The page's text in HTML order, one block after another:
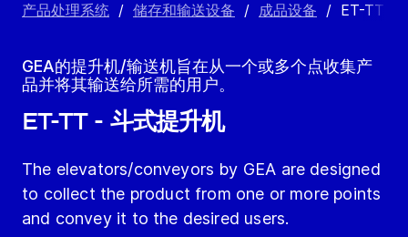
产品处理系统 / 储存和输送设备 / 成品设备 / ET-TT -
GEA的提升机/输送机旨在从一个或多个点收集产
品并将其输送给所需的用户。
ET-TT - 斗式提升机
The elevators/conveyors by GEA are designed
to collect the product from one or more points
and convey it to the desired users.